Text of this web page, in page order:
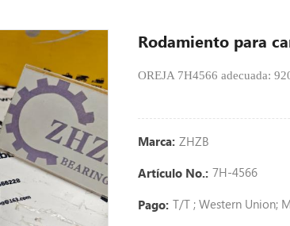
Rodamiento para
OREJA 7H4566 adecuada:
Marca: ZHZB
Artículo No.: 7H-4566
Pago: T/T ; Western Union;